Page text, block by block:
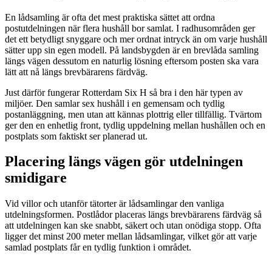
En lådsamling är ofta det mest praktiska sättet att ordna
postutdelningen när flera hushåll bor samlat. I radhusområden ger
det ett betydligt snyggare och mer ordnat intryck än om varje hushåll
sätter upp sin egen modell. På landsbygden är en brevlåda samling
längs vägen dessutom en naturlig lösning eftersom posten ska vara
lätt att nå längs brevbärarens färdväg.
Just därför fungerar Rotterdam Six H så bra i den här typen av
miljöer. Den samlar sex hushåll i en gemensam och tydlig
postanläggning, men utan att kännas plottrig eller tillfällig. Tvärtom
ger den en enhetlig front, tydlig uppdelning mellan hushållen och en
postplats som faktiskt ser planerad ut.
Placering längs vägen gör utdelningen
smidigare
Vid villor och utanför tätorter är lådsamlingar den vanliga
utdelningsformen. Postlådor placeras längs brevbärarens färdväg så
att utdelningen kan ske snabbt, säkert och utan onödiga stopp. Ofta
ligger det minst 200 meter mellan lådsamlingar, vilket gör att varje
samlad postplats får en tydlig funktion i området.